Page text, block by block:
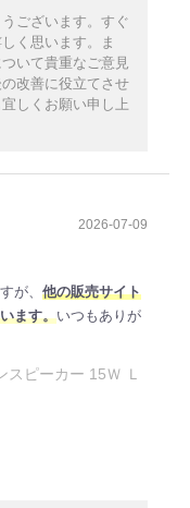
ございます。すぐ
く思います。ま
いて貴重なご意見
改善に役立てさせ
しくお願い申し上
2026-07-09
が、 他の販売サイト
ます。いつもありが
ピーカー 15Ｗ Ｌ